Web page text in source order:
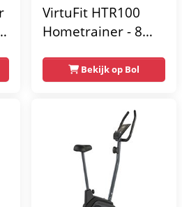
VirtuFit HTR100
Hometrainer - 8
Weerstandniveau's
- Verstelbaar zadel
Tablethouder -
Max. 120 kg
Gebruikersgewicht
- Fitnessfiets
Bekijk op Bol